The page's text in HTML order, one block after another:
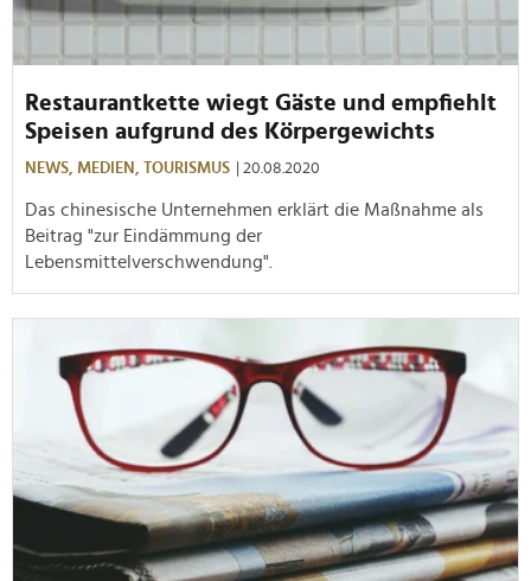
Restaurantkette wiegt Gäste und empfiehlt
Speisen aufgrund des Körpergewichts
NEWS, MEDIEN, TOURISMUS | 20.08.2020
Das chinesische Unternehmen erklärt die Maßnahme als
Beitrag "zur Eindämmung der
Lebensmittelverschwendung".